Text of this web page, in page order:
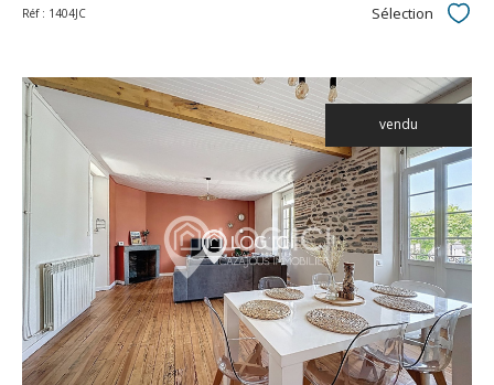
Réf : 1404JC Sélection
vendu
voir le
bien